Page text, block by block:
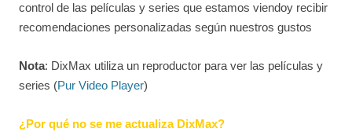
control de las películas y series que estamos viendoy recibir
recomendaciones personalizadas según nuestros gustos
Nota: DixMax utiliza un reproductor para ver las películas y
series (Pur Video Player)
¿Por qué no se me actualiza DixMax?